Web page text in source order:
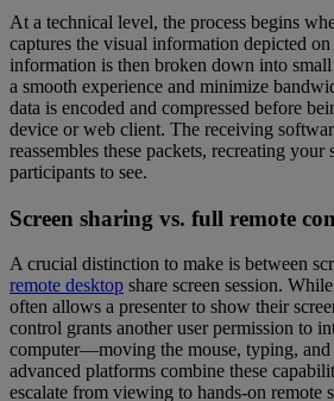
At a technical level, the process begins
captures the visual information depicted
information is then broken down into small
a smooth experience and minimize
data is encoded and compressed before
device or web client. The receiving
reassembles these packets, recreating your
participants to see.
Screen sharing vs. full remote
A crucial distinction to make is between
remote desktop share screen session.
often allows a presenter to show their
control grants another user permission to
computer—moving the mouse, typing,
advanced platforms combine these
escalate from viewing to hands-on remote